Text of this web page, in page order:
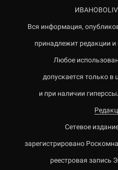
Вся информация,
принадлежит редакции и
Любое
допускается только в
и при наличии
Сетевое
зарегистрировано
реестровая запись